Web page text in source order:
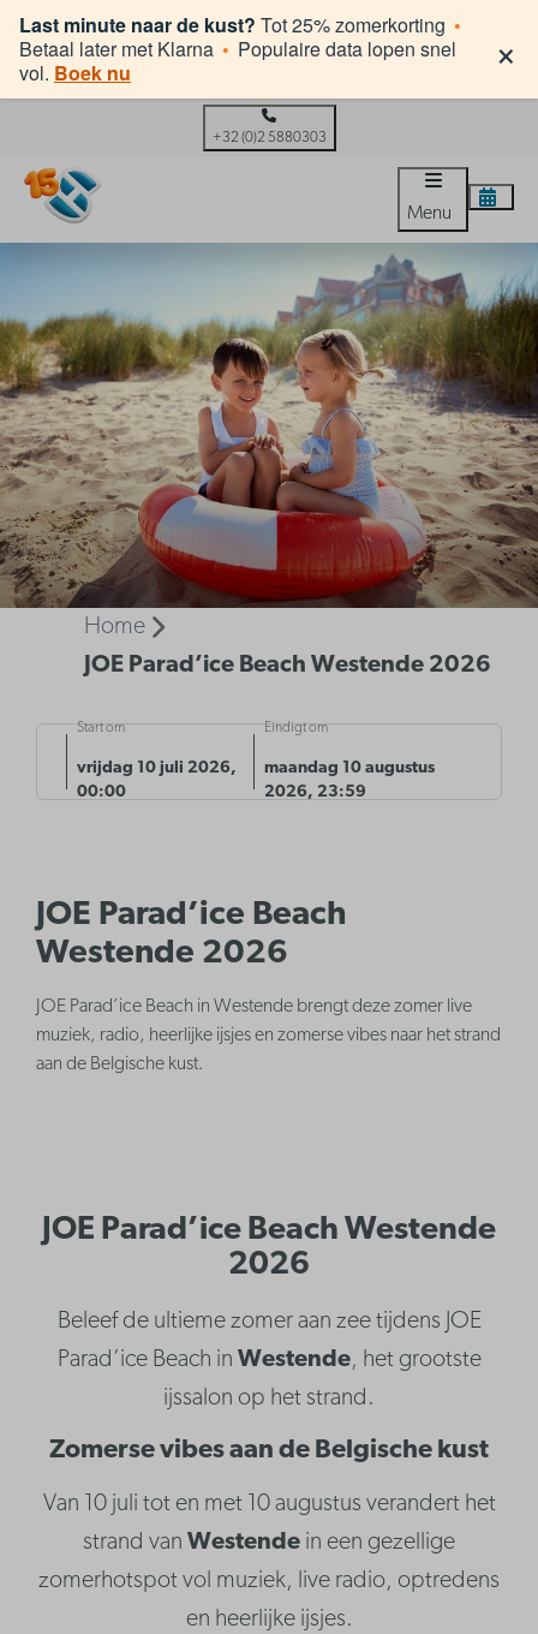
Last minute naar de kust? Tot 25% zomerkorting •
Betaal later met Klarna • Populaire data lopen snel
vol. Boek nu ×
+32 (0)2 5880303
Menu
Home
JOE Parad’ice Beach Westende 2026
Start om
vrijdag 10 juli 2026,
00:00
Eindigt om
maandag 10 augustus
2026, 23:59
JOE Parad’ice Beach
Westende 2026
JOE Parad’ice Beach in Westende brengt deze zomer live
muziek, radio, heerlijke ijsjes en zomerse vibes naar het strand
aan de Belgische kust.
JOE Parad’ice Beach Westende
2026
Beleef de ultieme zomer aan zee tijdens JOE
Parad’ice Beach in Westende, het grootste
ijssalon op het strand.
Zomerse vibes aan de Belgische kust
Van 10 juli tot en met 10 augustus verandert het
strand van Westende in een gezellige
zomerhotspot vol muziek, live radio, optredens
en heerlijke ijsjes.